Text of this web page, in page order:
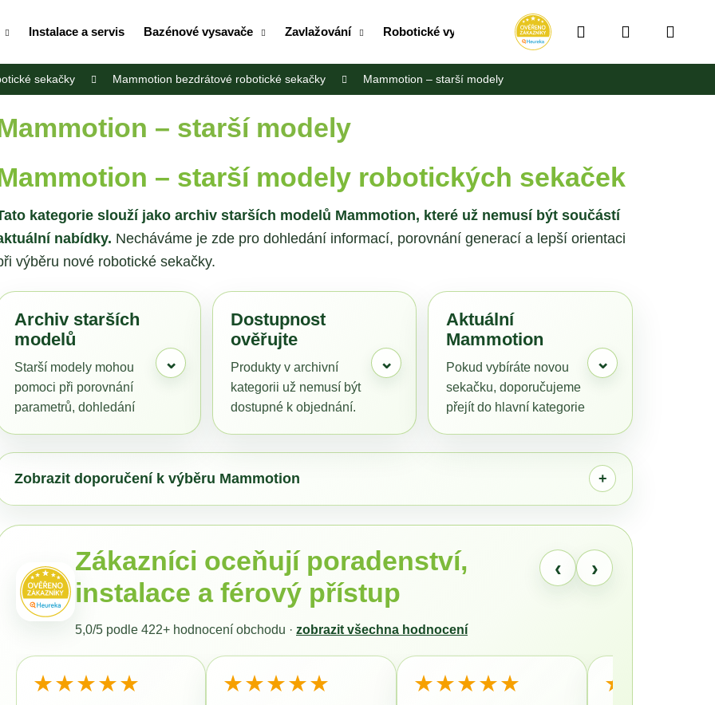
Instalace a servis Bazénové vysavače Zavlažování Robotické vysavače RollUpy / Vozíky / Bubny na
HledatPřihlášení
košík
sekačky Mammotion bezdrátové robotické sekačky Mammotion – starší modely
– starší modely
– starší modely robotických sekaček
kategorie slouží jako archiv starších modelů Mammotion, které už nemusí být součástí
nabídky. Necháváme je zde pro dohledání informací, porovnání generací a lepší orientaci
výběru nové robotické sekačky.
Archiv starších
modelů
Starší modely mohou
pomoci při porovnání
parametrů, dohledání
nebo vybírat novější
řadu.
⌄
Dostupnost
ověřujte
Produkty v archivní
kategorii už nemusí být
dostupné k objednání.
alternativy.
⌄
Aktuální
Mammotion
Pokud vybíráte novou
sekačku, doporučujeme
přejít do hlavní kategorie
⌄
Zobrazit doporučení k výběru Mammotion
Zákazníci oceňují poradenství,
instalace a férový přístup
5,0/5 podle 422+ hodnocení obchodu · zobrazit všechna hodnocení
‹ ›
★★★★★ ★★★★★ ★★★★★ ★★★★★
Co potřebujete najít?
Doporučujeme
MAMMOTION LUBA MINI A YUKA MINI
DOMEČEK / GARÁŽ 2026
3 990 Kč
Původně: 5 990 Kč
MAMMOTION LUBA MINI AWD LIDAR
1500 + DÁREK V HODNOTĚ 1699
ZDARMA
44 990 Kč